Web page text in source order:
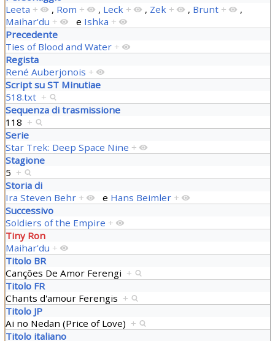
Leeta + , Rom + , Leck + , Zek + , Brunt +
,
Maihar'du + e Ishka +
Precedente
Ties of Blood and Water +
Regista
René Auberjonois +
Script su ST Minutiae
518.txt +
Sequenza di trasmissione
118 +
Serie
Star Trek: Deep Space Nine +
Stagione
5 +
Storia di
Ira Steven Behr + e Hans Beimler +
Successivo
Soldiers of the Empire +
Tiny Ron
Maihar'du +
Titolo BR
Canções De Amor Ferengi +
Titolo FR
Chants d'amour Ferengis +
Titolo JP
Ai no Nedan (Price of Love) +
Titolo italiano